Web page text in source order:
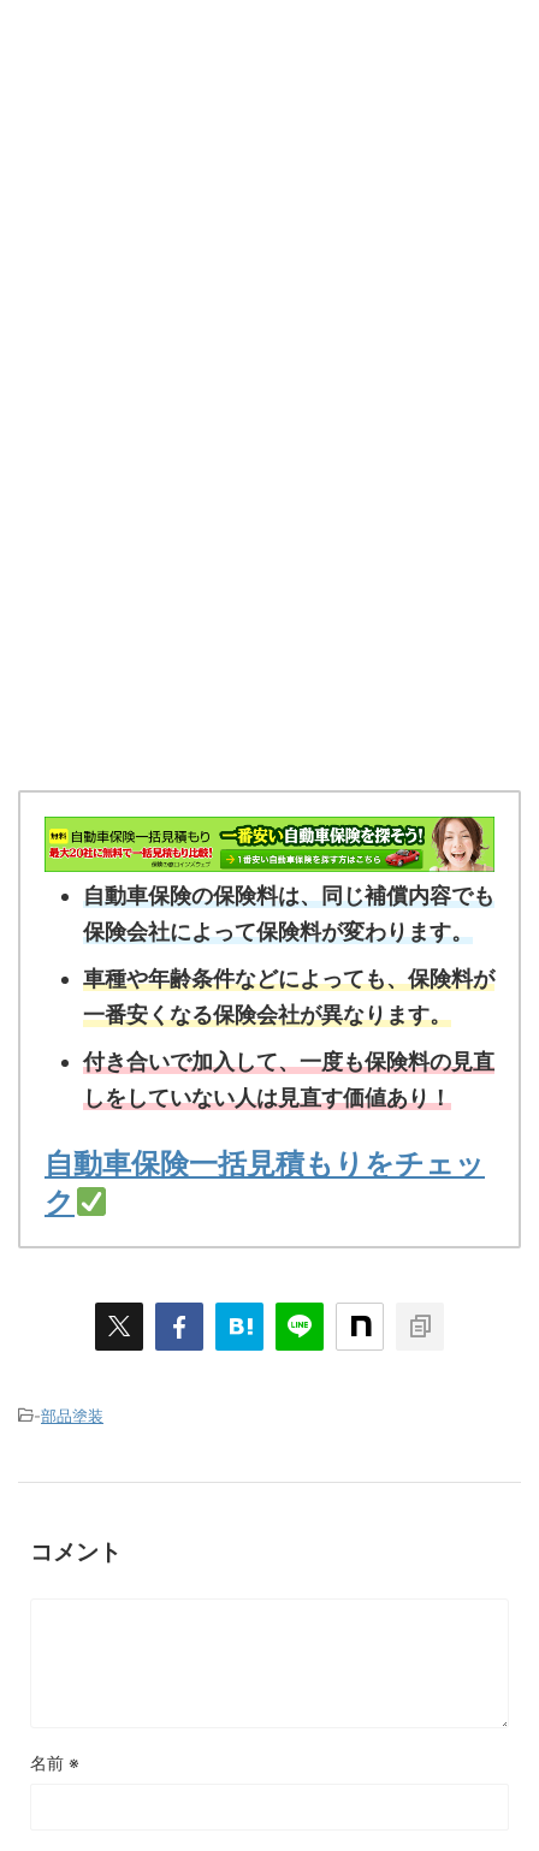
自動車保険の保険料は、同じ補償内容でも
保険会社によって保険料が変わります。
車種や年齢条件などによっても、保険料が
一番安くなる保険会社が異なります。
付き合いで加入して、一度も保険料の見直
しをしていない人は見直す価値あり！
自動車保険一括見積もりをチェッ
ク
-部品塗装
コメント
名前 ※